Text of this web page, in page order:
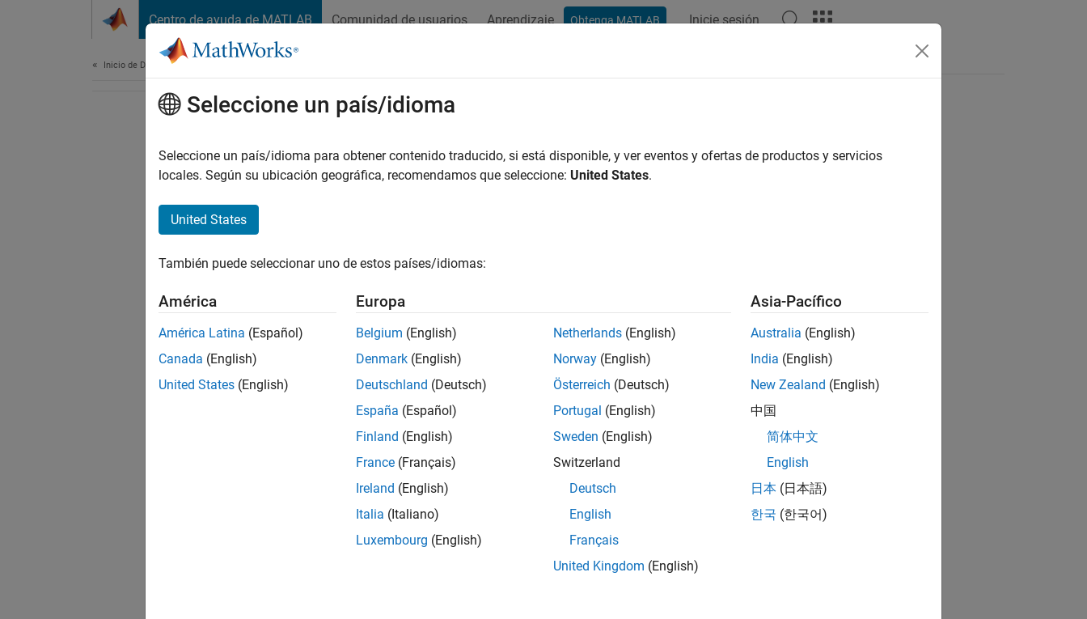
Centro de ayuda de MATLAB Comunidad de usuarios Aprendizaje Obtenga MATLAB Inicie sesión
Inicio de Documentación
¿Qué tan útil fue esta traducción?
Seleccione un país/idioma
Seleccione un país/idioma para obtener contenido traducido, si está disponible, y ver eventos y ofertas de productos y servicios
locales. Según su ubicación geográfica, recomendamos que seleccione: United States.
United States
También puede seleccionar uno de estos países/idiomas:
América
América Latina (Español)
Canada (English)
United States (English)
Europa
Belgium (English)
Denmark (English)
Deutschland (Deutsch)
España (Español)
Finland (English)
France (Français)
Ireland (English)
Italia (Italiano)
Luxembourg (English)
Netherlands (English)
Norway (English)
Österreich (Deutsch)
Portugal (English)
Sweden (English)
Switzerland
Deutsch
English
Français
United Kingdom (English)
Asia-Pacífico
Australia (English)
India (English)
New Zealand (English)
中国
简体中文
English
日本 (日本語)
한국 (한국어)